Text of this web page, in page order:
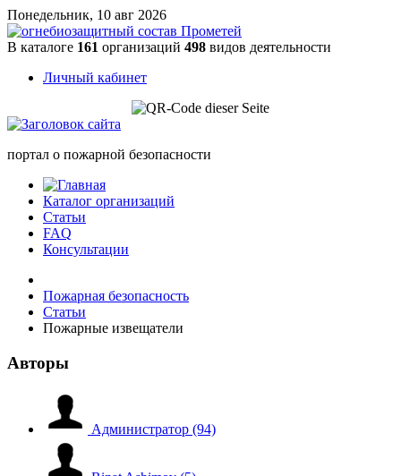
Понедельник, 10 авг 2026
В каталоге 161 организаций 498 видов деятельности
Личный кабинет
портал о пожарной безопасности
Каталог организаций
Статьи
FAQ
Консультации
Пожарная безопасность
Статьи
Пожарные извещатели
Авторы
Администратор (94)